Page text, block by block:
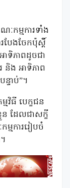
កម្មការទាំង
ែងចែកប៉ុស្តិ៍
ទិភាពដូចជា
និង អាទិភាព
ទាប់”។
វិធី បេក្ខជន
ន ដែលជាសក្ខី
មការរៀបចំ